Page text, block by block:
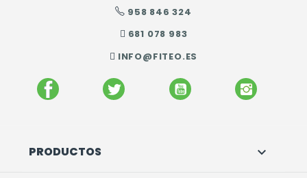
958 846 324
681 078 983
INFO@FITEO.ES
FACEBOOK TWITTER YOUTUBE
PRODUCTOS 